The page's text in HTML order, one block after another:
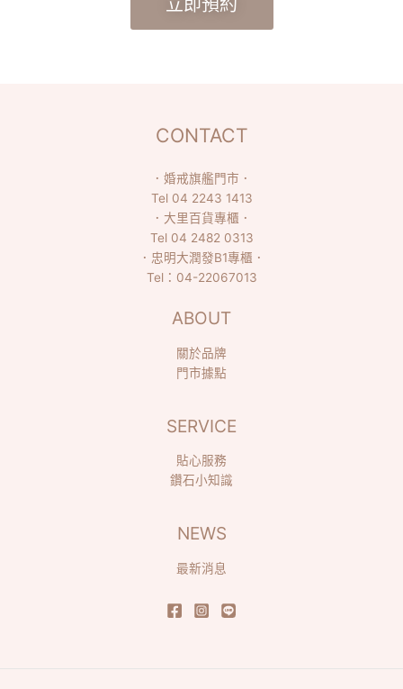
立即預約
CONTACT
． 婚戒旗艦門市 ．
Tel 04 2243 1413
． 大里百貨專櫃 ．
Tel 04 2482 0313
． 忠明大潤發B1專櫃 ．
Tel： 04-22067013
ABOUT
關於品牌
門市據點
SERVICE
貼心服務
鑽石小知識
NEWS
最新消息